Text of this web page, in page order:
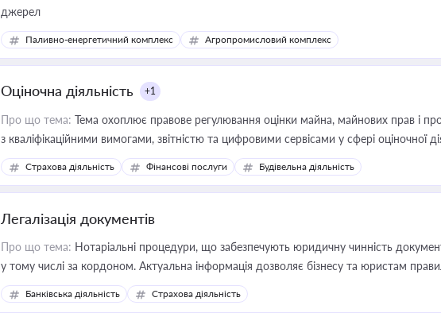
джерел
Паливно-енергетичний комплекс Агропромисловий комплекс
Оціночна діяльність +1
Про що тема: Тема охоплює правове регулювання оцінки майна, майнових прав і
з кваліфікаційними вимогами, звітністю та цифровими сервісами у сфері оціночної
медійних змін у цій сфері корисне для власника бізнесу, керівника, юриста або
приватизації, оренди державного майна, корпоративних угод і перевірки статусу
Страхова діяльність Фінансові послуги Будівельна діяльність
Легалізація документів
Про що тема: Нотаріальні процедури, що забезпечують юридичну чинність
у тому числі за кордоном. Актуальна інформація дозволяє бізнесу та юристам
ризиків недійсності та забезпечувати їх належне прийняття органами влади та
Банківська діяльність Страхова діяльність